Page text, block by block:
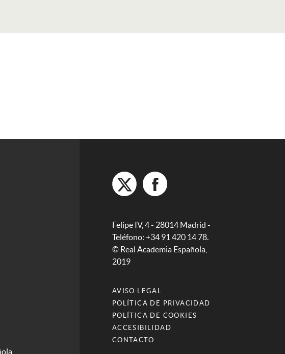
Felipe IV, 4 - 28014 Madrid -
Teléfono: +34 91 420 14 78.
© Real Academia Española,
2019
AVISO LEGAL
POLÍTICA DE PRIVACIDAD
POLÍTICA DE COOKIES
ACCESIBILIDAD
CONTACTO